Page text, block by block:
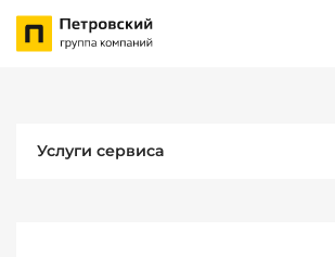
Услуги сервиса